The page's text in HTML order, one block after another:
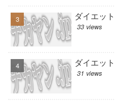
ダイエッ
33 views
ダイエッ
31 views